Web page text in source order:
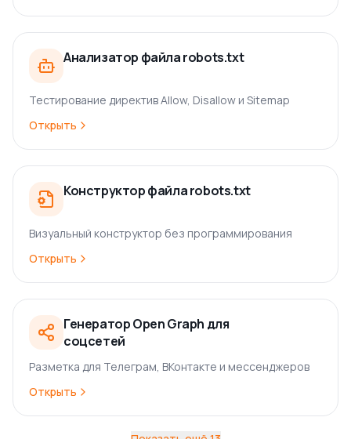
Анализатор файла robots.txt
Тестирование директив Allow, Disallow и Sitemap
Открыть
Конструктор файла robots.txt
Визуальный конструктор без программирования
Открыть
Генератор Open Graph для
соцсетей
Разметка для Телеграм, ВКонтакте и мессенджеров
Открыть